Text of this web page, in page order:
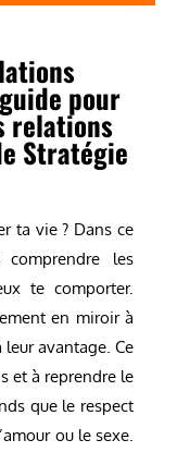
pour
relations
Stratégie
ta vie ? Dans ce
les
te comporter.
en miroir à
avantage. Ce
et à reprendre le
que le respect
ou le sexe.